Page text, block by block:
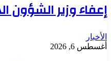
إعفاء وزير الشؤون
الأخبار
أغسطس 6, 2026